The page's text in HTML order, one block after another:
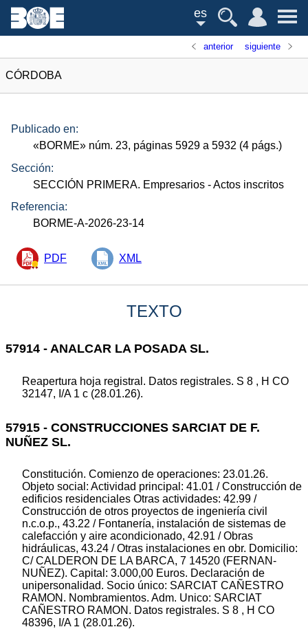
es
anterior siguiente
CÓRDOBA
Publicado en:
«BORME» núm. 23, páginas 5929 a 5932 (4 págs.)
Sección:
SECCIÓN PRIMERA. Empresarios - Actos inscritos
Referencia:
BORME-A-2026-23-14
PDF XML
TEXTO
57914 - ANALCAR LA POSADA SL.
Reapertura hoja registral. Datos registrales. S 8 , H CO
32147, I/A 1 c (28.01.26).
57915 - CONSTRUCCIONES SARCIAT DE F.
NUÑEZ SL.
Constitución. Comienzo de operaciones: 23.01.26.
Objeto social: Actividad principal: 41.01 / Construcción de
edificios residenciales Otras actividades: 42.99 /
Construcción de otros proyectos de ingeniería civil
n.c.o.p., 43.22 / Fontanería, instalación de sistemas de
calefacción y aire acondicionado, 42.91 / Obras
hidráulicas, 43.24 / Otras instalaciones en obr. Domicilio:
C/ CALDERON DE LA BARCA, 7 14520 (FERNAN-
NUÑEZ). Capital: 3.000,00 Euros. Declaración de
unipersonalidad. Socio único: SARCIAT CAÑESTRO
RAMON. Nombramientos. Adm. Unico: SARCIAT
CAÑESTRO RAMON. Datos registrales. S 8 , H CO
48396, I/A 1 (28.01.26).